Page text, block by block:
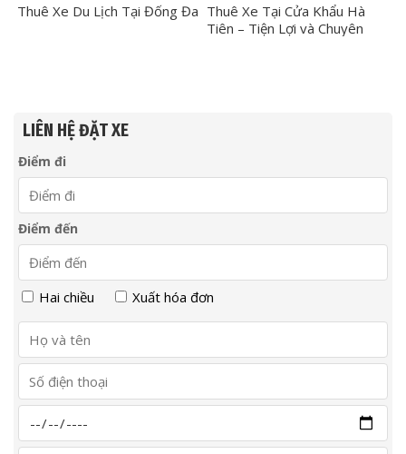
Thuê Xe Du Lịch Tại Đống Đa Thuê Xe Tại Cửa Khẩu Hà
Tiên – Tiện Lợi và Chuyên
LIÊN HỆ ĐẶT XE
Điểm đi
Điểm đến
Hai chiều Xuất hóa đơn